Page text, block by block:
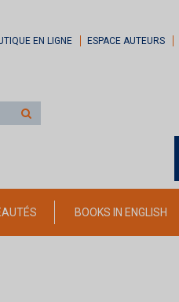
EN LIGNE
ESPACE AUTEURS
sur
BOOKS IN ENGLISH